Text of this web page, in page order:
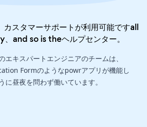
スタマーサポートが利用可能ですall
and so is theヘルプセンター。
エキスパートエンジニアのチームは、
Formのようなpowrアプリが機能し
に昼夜を問わず働いています。